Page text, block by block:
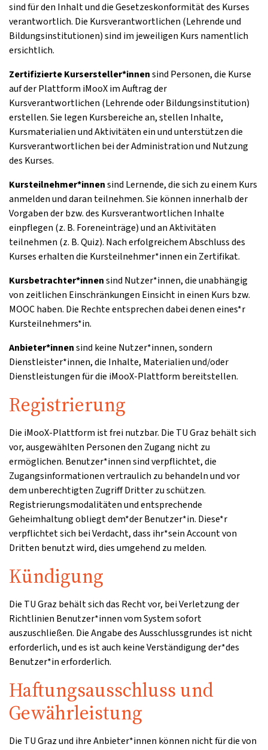
sind für den Inhalt und die Gesetzeskonformität des Kurses
verantwortlich. Die Kursverantwortlichen (Lehrende und
Bildungsinstitutionen) sind im jeweiligen Kurs namentlich
ersichtlich.
Zertifizierte Kursersteller*innensind Personen, die Kurse
auf der Plattform iMooX im Auftrag der
Kursverantwortlichen (Lehrende oder Bildungsinstitution)
erstellen. Sie legen Kursbereiche an, stellen Inhalte,
Kursmaterialien und Aktivitäten ein und unterstützen die
Kursverantwortlichen bei der Administration und Nutzung
des Kurses.
Kursteilnehmer*innensind Lernende, die sich zu einem Kurs
anmelden und daran teilnehmen. Sie können innerhalb der
Vorgaben der bzw. des Kursverantwortlichen Inhalte
einpflegen (z. B. Foreneinträge) und an Aktivitäten
teilnehmen (z. B. Quiz). Nach erfolgreichem Abschluss des
Kurses erhalten die Kursteilnehmer*innen ein Zertifikat.
Kursbetrachter*innensind Nutzer*innen, die unabhängig
von zeitlichen Einschränkungen Einsicht in einen Kurs bzw.
MOOC haben. Die Rechte entsprechen dabei denen eines*r
Kursteilnehmers*in.
Anbieter*innensind keine Nutzer*innen, sondern
Dienstleister*innen, die Inhalte, Materialien und/oder
Dienstleistungen für die iMooX-Plattform bereitstellen.
Registrierung
Die iMooX-Plattform ist frei nutzbar. Die TU Graz behält sich
vor, ausgewählten Personen den Zugang nicht zu
ermöglichen. Benutzer*innen sind verpflichtet, die
Zugangsinformationen vertraulich zu behandeln und vor
dem unberechtigten Zugriff Dritter zu schützen.
Registrierungsmodalitäten und entsprechende
Geheimhaltung obliegt dem*der Benutzer*in. Diese*r
verpflichtet sich bei Verdacht, dass ihr*sein Account von
Dritten benutzt wird, dies umgehend zu melden.
Kündigung
Die TU Graz behält sich das Recht vor, bei Verletzung der
Richtlinien Benutzer*innen vom System sofort
auszuschließen. Die Angabe des Ausschlussgrundes ist nicht
erforderlich, und es ist auch keine Verständigung der*des
Benutzer*in erforderlich.
Haftungsausschluss und
Gewährleistung
Die TU Graz und ihre Anbieter*innen können nicht für die von